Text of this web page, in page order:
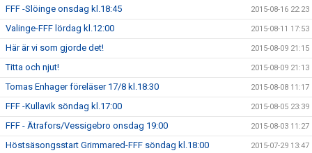
FFF -Slöinge onsdag kl.18:45 2015-08-16 22:23
Valinge-FFF lördag kl.12:00 2015-08-11 17:53
Här är vi som gjorde det! 2015-08-09 21:15
Titta och njut! 2015-08-09 21:13
Tomas Enhager föreläser 17/8 kl.18:30 2015-08-08 11:17
FFF -Kullavik söndag kl.17:00 2015-08-05 23:39
FFF - Ätrafors/Vessigebro onsdag 19:00 2015-08-03 11:27
Höstsäsongsstart Grimmared-FFF söndag kl.18:00 2015-07-29 13:47